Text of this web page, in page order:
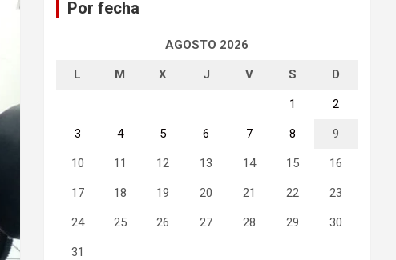
Por fecha
AGOSTO 2026
L M X J V S D
1 2
3 4 5 6 7 8 9
10 11 12 13 14 15 16
17 18 19 20 21 22 23
24 25 26 27 28 29 30
31